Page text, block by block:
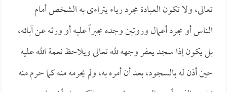
تعالى، ولا تكون العبادة مجرد رياء يتراءى به الشخص أمام
الناس أو مجرد أعمال وروتين وجده مجبراً عليه أو ورثه عن آبائه،
بل يكون إذا سجد يعفر وجهه لله تعالى ويلاحظ نعمة الله عليه
حين أذن له بالسجود، بعد أن أمره به، ولم يحرمه منه كما حرم منه